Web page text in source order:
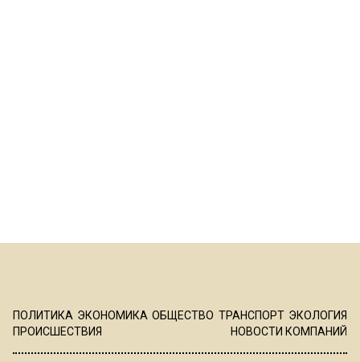
ПОЛИТИКА ЭКОНОМИКА ОБЩЕСТВО ТРАНСПОРТ ЭКОЛОГИЯ
ПРОИСШЕСТВИЯ
НОВОСТИ КОМПАНИЙ